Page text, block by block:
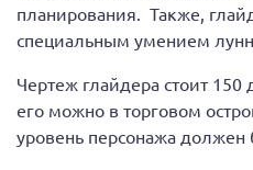
планирования. Также,
специальным умением
Чертеж глайдера стоит
его можно в торговом
уровень персонажа должен